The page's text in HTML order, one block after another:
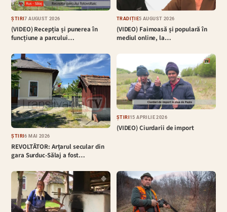
ȘTIRI7 AUGUST 2026
(VIDEO) Recepția și punerea în
funcțiune a parcului…
TRADIȚIE5 AUGUST 2026
(VIDEO) Faimoasă și populară în
mediul online, la…
ȘTIRI6 MAI 2026
REVOLTĂTOR: Arțarul secular din
gara Surduc-Sălaj a fost…
ȘTIRI15 APRILIE 2026
(VIDEO) Ciurdarii de import